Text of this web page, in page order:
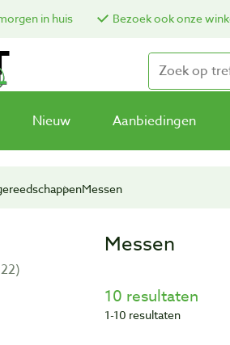
in huis Bezoek ook onze
Nieuw Aanbiedingen
Messen
Messen
10 resultaten
1-10 resultaten